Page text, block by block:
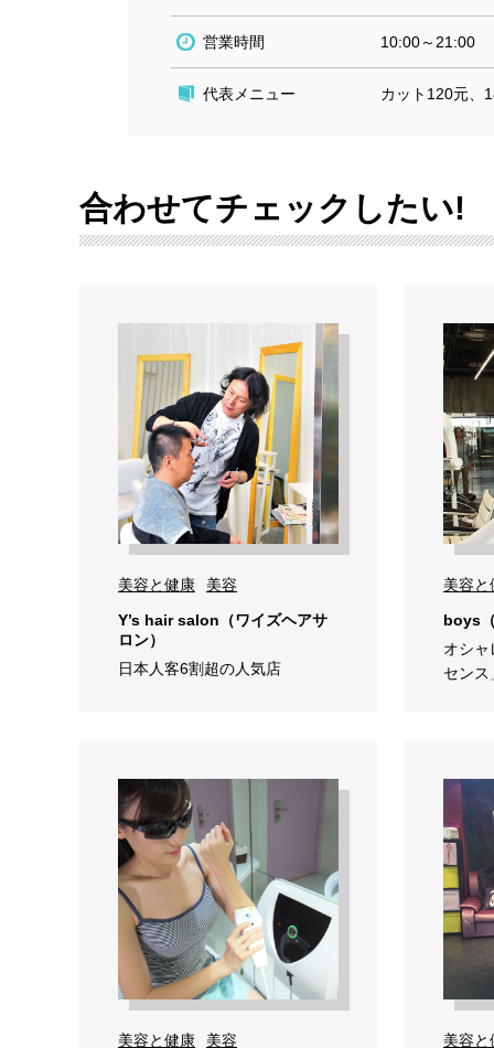
営業時間 10:00～21:00
代表メニュー カット120元、
合わせてチェックしたい!
美容と健康
美容
Y’s hair salon（ワイズヘアサ
ロン）
日本人客6割超の人気店
美容と
boys
オシ
センス
美容と健康 美容 美容と